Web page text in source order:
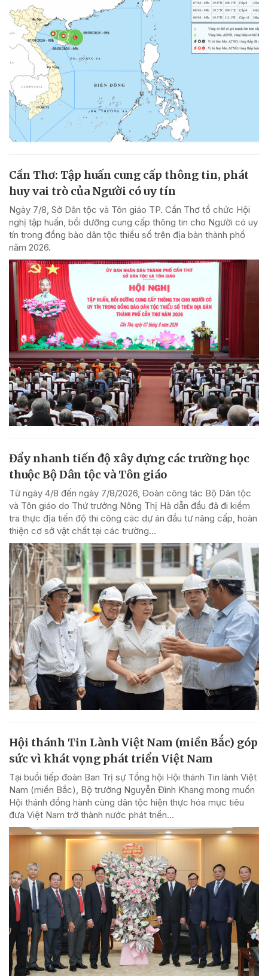
Cần Thơ: Tập huấn cung cấp thông tin, phát
huy vai trò của Người có uy tín
Ngày 7/8, Sở Dân tộc và Tôn giáo TP. Cần Thơ tổ chức Hội
nghị tập huấn, bồi dưỡng cung cấp thông tin cho Người có uy
tín trong đồng bào dân tộc thiểu số trên địa bàn thành phố
năm 2026.
Đẩy nhanh tiến độ xây dựng các trường học
thuộc Bộ Dân tộc và Tôn giáo
Từ ngày 4/8 đến ngày 7/8/2026, Đoàn công tác Bộ Dân tộc
và Tôn giáo do Thứ trưởng Nông Thị Hà dẫn đầu đã đi kiểm
tra thực địa tiến độ thi công các dự án đầu tư nâng cấp, hoàn
thiện cơ sở vật chất tại các trường...
Hội thánh Tin Lành Việt Nam (miền Bắc) góp
sức vì khát vọng phát triển Việt Nam
Tại buổi tiếp đoàn Ban Trị sự Tổng hội Hội thánh Tin lành Việt
Nam (miền Bắc), Bộ trưởng Nguyễn Đình Khang mong muốn
Hội thánh đồng hành cùng dân tộc hiện thực hóa mục tiêu
đưa Việt Nam trở thành nước phát triển...